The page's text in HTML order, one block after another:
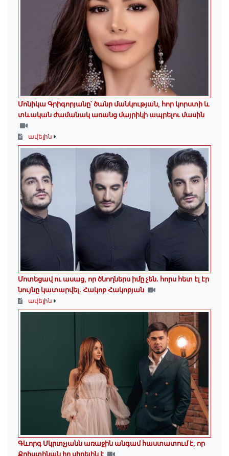
Մոնիկա Գրիգորյանը՝ ծանր մանկության, հոր կորստի և
տևական ժամանակ առանց մայրիկի ապրելու մասին
ավելին
Մոտեցավ ու ասաց, որ ծնողներս իմը չեն. հորս հետ էլ էր
նույնը կատարվել. Հակոբ Հակոբյան
ավելին
Գևորգ Մկրտչյանն առաջին անգամ հաստատում է, որ
Քրիստինան իր սիրելին է